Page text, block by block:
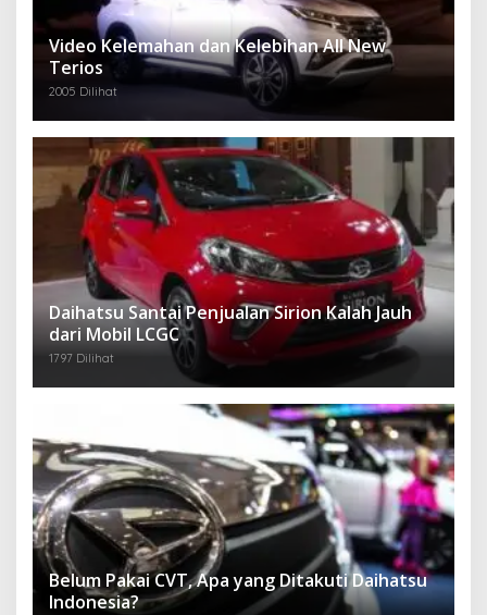
Video Kelemahan dan Kelebihan All New
Terios
2005 Dilihat
Daihatsu Santai Penjualan Sirion Kalah Jauh
dari Mobil LCGC
1797 Dilihat
Belum Pakai CVT, Apa yang Ditakuti Daihatsu
Indonesia?